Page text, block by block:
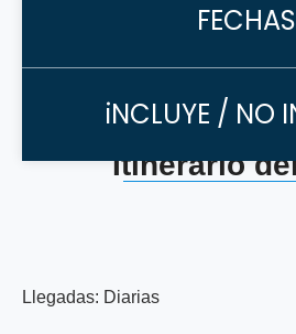
FECHAS
iNCLUYE / NO
Itinerario
Llegadas: Diarias